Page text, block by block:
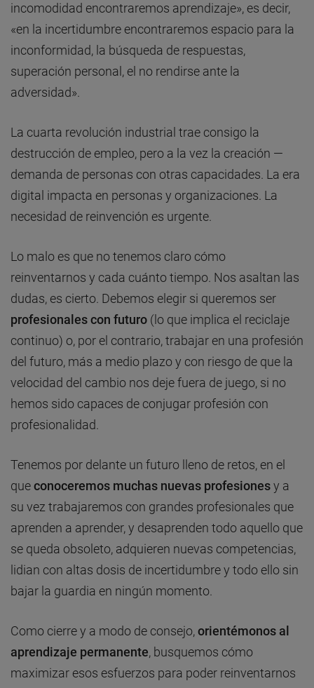
incomodidad encontraremos aprendizaje», es decir,
«en la incertidumbre encontraremos espacio para la
inconformidad, la búsqueda de respuestas,
superación personal, el no rendirse ante la
adversidad».
La cuarta revolución industrial trae consigo la
destrucción de empleo, pero a la vez la creación —
demanda de personas con otras capacidades. La era
digital impacta en personas y organizaciones. La
necesidad de reinvención es urgente.
Lo malo es que no tenemos claro cómo
reinventarnos y cada cuánto tiempo. Nos asaltan las
dudas, es cierto. Debemos elegir si queremos ser
profesionales con futuro (lo que implica el reciclaje
continuo) o, por el contrario, trabajar en una profesión
del futuro, más a medio plazo y con riesgo de que la
velocidad del cambio nos deje fuera de juego, si no
hemos sido capaces de conjugar profesión con
profesionalidad.
Tenemos por delante un futuro lleno de retos, en el
queconoceremos muchas nuevas profesionesy a
su vez trabajaremos con grandes profesionales que
aprenden a aprender, y desaprenden todo aquello que
se queda obsoleto, adquieren nuevas competencias,
lidian con altas dosis de incertidumbre y todo ello sin
bajar la guardia en ningún momento.
Como cierre y a modo de consejo,orientémonos al
aprendizaje permanente, busquemos cómo
maximizar esos esfuerzos para poder reinventarnos